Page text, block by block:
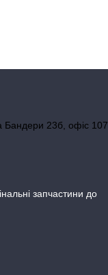
Бандери 23б, офіс 107,
запчастини до